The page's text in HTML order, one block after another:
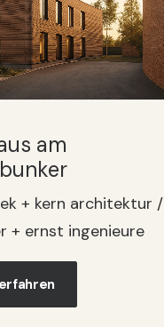
am
+ kern architektur /
+ ernst ingenieure